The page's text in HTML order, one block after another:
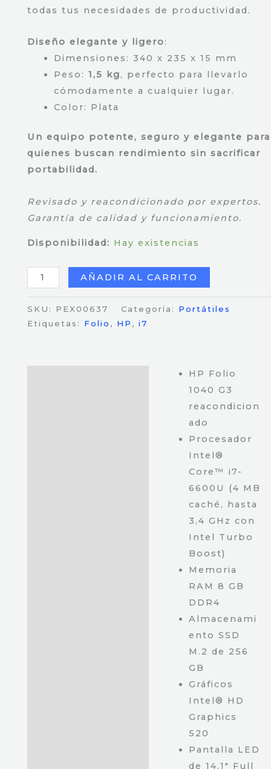
todas tus necesidades de productividad.
Diseño elegante y ligero:
Dimensiones: 340 x 235 x 15 mm
Peso: 1,5 kg, perfecto para llevarlo
cómodamente a cualquier lugar.
Color: Plata
Un equipo potente, seguro y elegante para
quienes buscan rendimiento sin sacrificar
portabilidad.
Revisado y reacondicionado por expertos.
Garantía de calidad y funcionamiento.
Disponibilidad: Hay existencias
HP
Folio
1040
G3
AÑADIR AL CARRITO
SKU: PEX00637 Categoría: Portátiles
Etiquetas: Folio , HP , i7
HP Folio
1040 G3
reacondicion
ado
Procesador
Intel®
Core™ i7-
6600U (4 MB
caché, hasta
3,4 GHz con
Intel Turbo
Boost)
Memoria
RAM 8 GB
DDR4
Almacenami
ento SSD
M.2 de 256
GB
Gráficos
Intel® HD
Graphics
520
Pantalla LED
de 14,1″ Full